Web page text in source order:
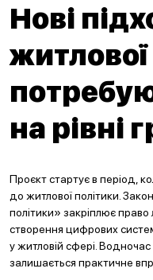
Нові
на рівні
Проєкт стартує в період,
до житлової політики.
політики» закріплює
створення цифрових
у житловій сфері.
залишається практичне